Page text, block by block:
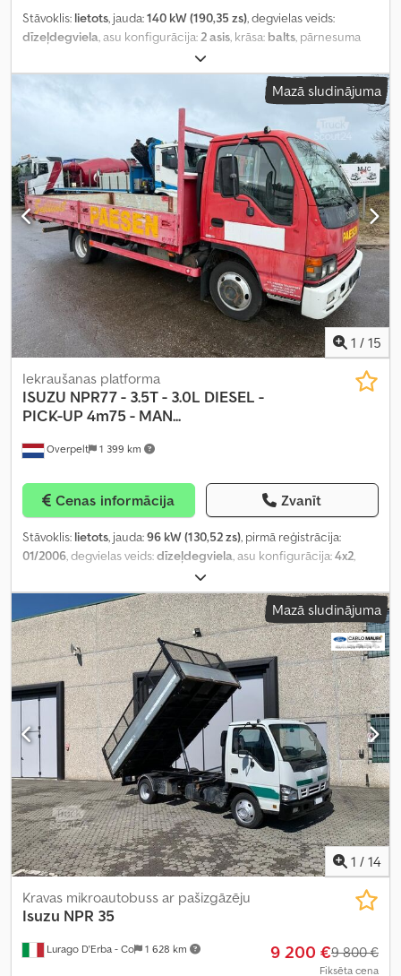
Stāvoklis: lietots, jauda:140 kW (190,35 zs), degvielas veids:
dīzeļdegviela, asu konfigurācija:2 asis, krāsa: balts, pārnesuma
Euro 6
Mazā sludinājuma
1 / 15
Overpelt 1 399 km
Iekraušanas platforma
ISUZU NPR77 - 3.5T - 3.0L DIESEL -
PICK-UP 4m75 - MAN...
Cenas informācija Zvanīt
Stāvoklis: lietots, jauda:96 kW (130,52 zs), pirmā reģistrācija:
01/2006 , degvielas veids:dīzeļdegviela , asu konfigurācija:4x2
cits
pārnesumu skaits:5, krautuves garums:4 750 mm, Ražošanas
gads:2006, Aprīkojums:ABS, Mazā sludinājuma
1 / 14
Lurago D'Erba - Co 1 628 km
Kravas mikroautobuss ar pašizgāzēju
Isuzu NPR 35
9 200 €9 800 €
Fiksēta cena